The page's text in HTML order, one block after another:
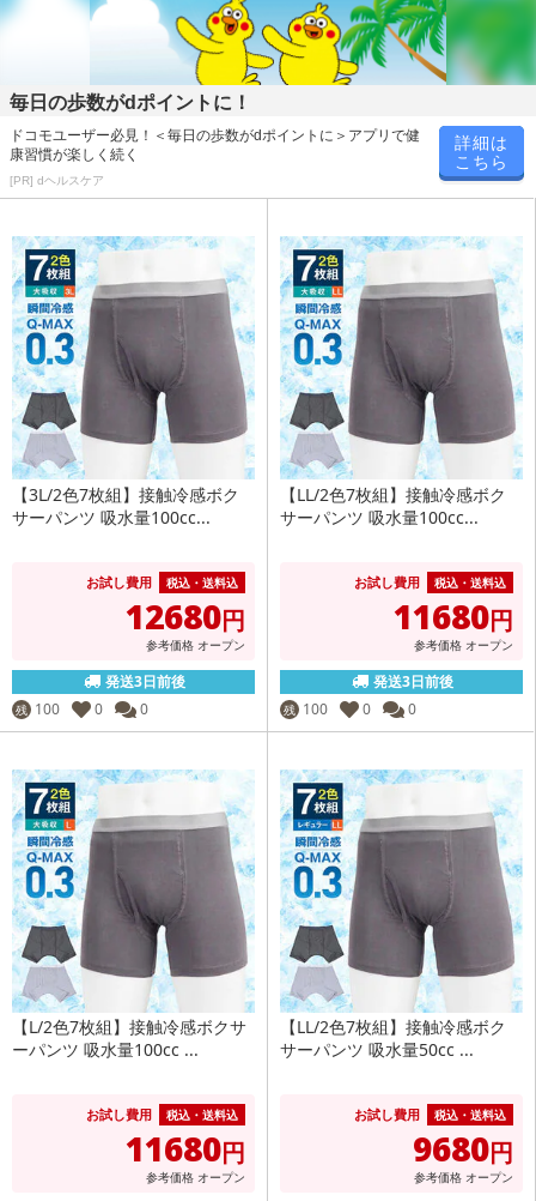
毎日の歩数がdポイントに！
ドコモユーザー必見！＜毎日の歩数がdポイントに＞アプリで健
康習慣が楽しく続く
[PR] dヘルスケア
詳細は
こちら
【3L/2色7枚組】接触冷感ボク
サーパンツ 吸水量100cc...
お試し費用 税込・送料込
12680円
参考価格 オープン
発送3日前後
残 100 0 0
【LL/2色7枚組】接触冷感ボク
サーパンツ 吸水量100cc...
お試し費用 税込・送料込
11680円
参考価格 オープン
発送3日前後
残 100 0 0
【L/2色7枚組】接触冷感ボクサ
ーパンツ 吸水量100cc ...
お試し費用 税込・送料込
11680円
参考価格 オープン
【LL/2色7枚組】接触冷感ボク
サーパンツ 吸水量50cc ...
お試し費用 税込・送料込
9680円
参考価格 オープン